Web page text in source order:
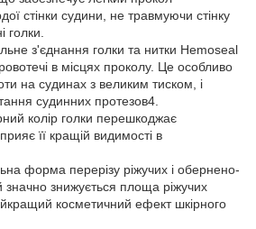
стінки судини, не травмуючи стінку
голки.
з'єднання голки та нитки Hemoseal
в місцях проколу. Це особливо
на судинах з великим тиском, і
судинних протезов4.
колір голки перешкоджає
її кращій видимості в
форма перерізу ріжучих і обернено-
значно знижується площа ріжучих
косметичний ефект шкірного